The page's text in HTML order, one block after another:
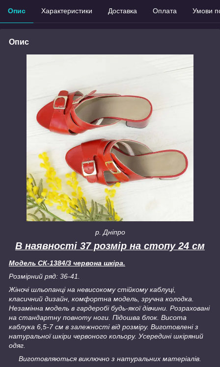
Опис Характеристики Доставка Оплата Умови
Опис
р. Дніпро
В наявності 37 розмір на стопу 24 см
Модель СК-1384/3 червона шкіра.
Розмірний ряд: 36-41.
Жіночі шльопанці на невисокому стійкому каблуці,
класичний дизайн, комфортна модель, зручна колодка.
Незамінна модель в гардеробі будь-якої дівчини. Розраховані
на стандартну повноту ноги. Підошва блок. Висота
каблука 6,5-7 см в залежності від розміру. Виготовлені з
натуральної шкіри червоного кольору. Усередині шкіряний
одяг.
Виготовляються виключно з натуральних матеріалів.